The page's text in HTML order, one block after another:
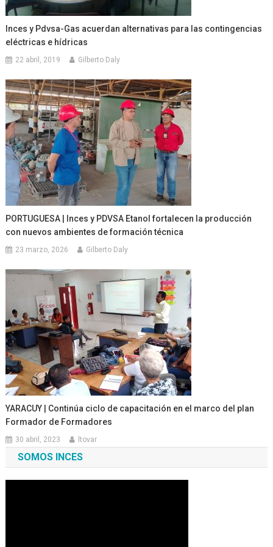
Inces y Pdvsa-Gas acuerdan alternativas para las contingencias
eléctricas e hídricas
22 abril, 2019 Gilberto Daly
PORTUGUESA | Inces y PDVSA Etanol fortalecen la producción
con nuevos ambientes de formación técnica
23 marzo, 2026 Gilberto Daly
YARACUY | Continúa ciclo de capacitación en el marco del plan
Formador de Formadores
30 abril, 2023 ltovar
SOMOS INCES